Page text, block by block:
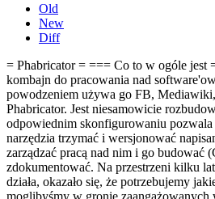
Old
New
Diff
= Phabricator = === Co to w ogóle jest
kombajn do pracowania nad
powodzeniem używa go FB,
Phabricator. Jest niesamowicie
odpowiednim skonfigurowaniu pozwala
narzędzia trzymać i wersjonować
zarządzać pracą nad nim i go budować
zdokumentować. Na przestrzeni kilku
działa, okazało się, że potrzebujemy
moglibyśmy w gronie zaangażowanych